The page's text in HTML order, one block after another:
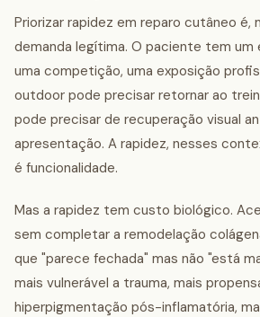
Priorizar rapidez em reparo cutâneo é,
demanda legítima. O paciente tem um
uma competição, uma exposição
outdoor pode precisar retornar ao
pode precisar de recuperação visual
apresentação. A rapidez, nesses
é funcionalidade.
Mas a rapidez tem custo biológico.
sem completar a remodelação
que "parece fechada" mas não "está
mais vulnerável a trauma, mais
hiperpigmentação pós-inflamatória,